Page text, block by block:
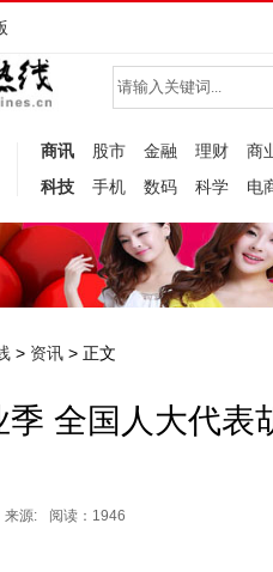
商讯 股市 金融 理财
商
科技
手机 数码 科学 电
> 资讯 > 正文
季 全国人大代表
来源: 阅读：1946